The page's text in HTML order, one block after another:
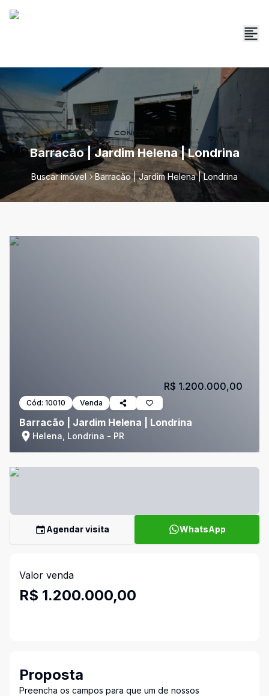
Barracão | Jardim Helena | Londrina
Buscar imóvel Barracão | Jardim Helena | Londrina
Cód: 10010 Venda
Barracão | Jardim Helena | Londrina
Helena, Londrina - PR
R$ 1.200.000,00
Agendar visita WhatsApp
Valor venda
R$ 1.200.000,00
Proposta
Preencha os campos para que um de nossos